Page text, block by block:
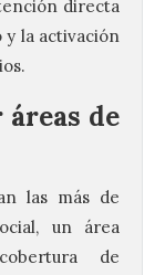
directa
y la activación
de
las más de
un área
de